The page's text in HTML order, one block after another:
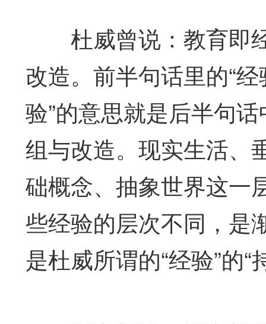
杜威曾说：教育即
改造。前半句话里的“
验”的意思就是后半句
组与改造。现实生活、
础概念、抽象世界这一
些经验的层次不同，是
是杜威所谓的“经验”的